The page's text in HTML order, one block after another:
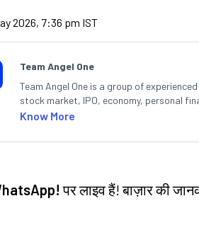
2026, 7:36 pm IST
Team Angel One
Team Angel One is a group of
stock market, IPO, economy, personal
Know More
पर लाइव हैं! बाज़ार की